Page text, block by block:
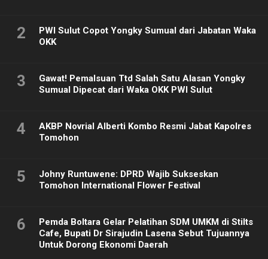
2
PWI Sulut Copot Yongky Sumual dari Jabatan Waka
OKK
3
Gawat! Pemalsuan Ttd Salah Satu Alasan Yongky
Sumual Dipecat dari Waka OKK PWI Sulut
4
AKBP Novrial Alberti Kombo Resmi Jabat Kapolres
Tomohon
5
Johny Runtuwene: DPRD Wajib Sukseskan
Tomohon International Flower Festival
6
Pemda Boltara Gelar Pelatihan SDM UMKM di Stilts
Cafe, Bupati Dr Sirajudin Lasena Sebut Tujuannya
Untuk Dorong Ekonomi Daerah